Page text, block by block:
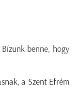
benne, hogy
a Szent Efrém